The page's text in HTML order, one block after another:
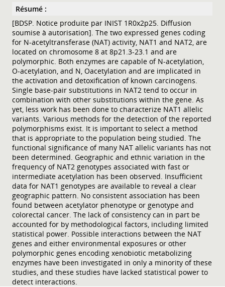
Résumé :
[BDSP. Notice produite par INIST 1R0x2p25. Diffusion
soumise à autorisation]. The two expressed genes coding
for N-acetyltransferase (NAT) activity, NAT1 and NAT2, are
located on chromosome 8 at 8p21.3-23.1 and are
polymorphic. Both enzymes are capable of N-acetylation,
O-acetylation, and N, Oacetylation and are implicated in
the activation and detoxification of known carcinogens.
Single base-pair substitutions in NAT2 tend to occur in
combination with other substitutions within the gene. As
yet, less work has been done to characterize NAT1 allelic
variants. Various methods for the detection of the reported
polymorphisms exist. It is important to select a method
that is appropriate to the population being studied. The
functional significance of many NAT allelic variants has not
been determined. Geographic and ethnic variation in the
frequency of NAT2 genotypes associated with fast or
intermediate acetylation has been observed. Insufficient
data for NAT1 genotypes are available to reveal a clear
geographic pattern. No consistent association has been
found between acetylator phenotype or genotype and
colorectal cancer. The lack of consistency can in part be
accounted for by methodological factors, including limited
statistical power. Possible interactions between the NAT
genes and either environmental exposures or other
polymorphic genes encoding xenobiotic metabolizing
enzymes have been investigated in only a minority of these
studies, and these studies have lacked statistical power to
detect interactions.